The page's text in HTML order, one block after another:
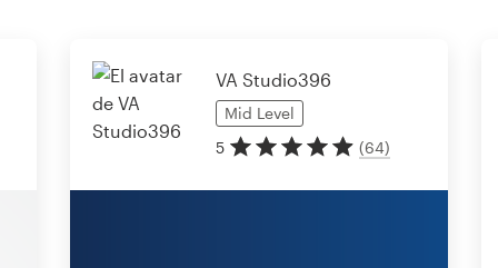
VA Studio396
Mid Level
5
(64)